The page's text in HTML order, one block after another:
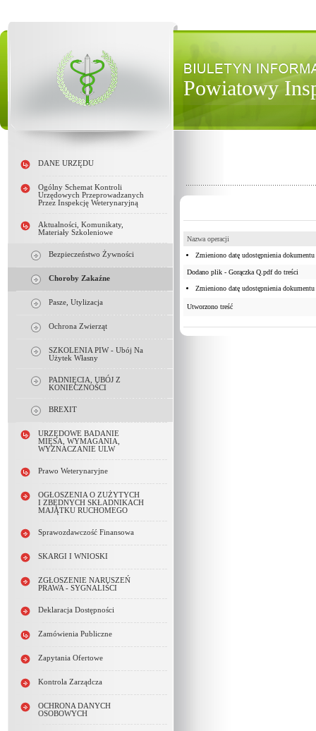
Powiatowy
DANE URZĘDU
Ogólny Schemat Kontroli
Urzędowych Przeprowadzanych
Przez Inspekcję Weterynaryjną
Aktualności, Komunikaty,
Materiały Szkoleniowe
Bezpieczeństwo Żywności
Choroby Zakaźne
Pasze, Utylizacja
Ochrona Zwierząt
SZKOLENIA PIW - Ubój Na
Użytek Własny
PADNIĘCIA, UBÓJ Z
KONIECZNOŚCI
BREXIT
URZĘDOWE BADANIE
MIĘSA, WYMAGANIA,
WYZNACZANIE ULW
Prawo Weterynaryjne
OGŁOSZENIA O ZUŻYTYCH
I ZBĘDNYCH SKŁADNIKACH
MAJĄTKU RUCHOMEGO
Sprawozdawczość Finansowa
SKARGI I WNIOSKI
ZGŁOSZENIE NARUSZEŃ
PRAWA - SYGNALIŚCI
Deklaracja Dostępności
Zamówienia Publiczne
Zapytania Ofertowe
Kontrola Zarządcza
OCHRONA DANYCH
OSOBOWYCH
Nazwa operacji
Zmieniono datę udostępnienia dokumentu
Dodano plik - Gorączka Q.pdf do treści
Zmieniono datę udostępnienia dokumentu
Utworzono treść